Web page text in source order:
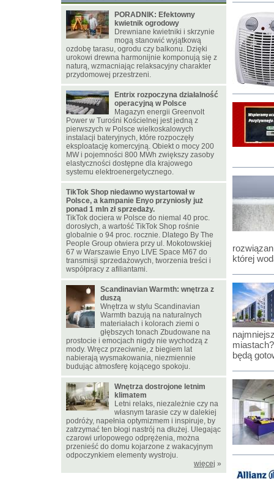
której
będą
PORADNIK: Efektowny
kwietnik ogrodowy
Drewniane kwietniki i skrzynie
mogą stanowić wyjątkową
ozdobę tarasu, ogrodu czy balkonu. Dzięki
urokowi drewna harmonijnie komponują się z
naturą, wzmacniając relaksacyjny charakter
przydomowej przestrzeni.
Entrix rozpoczyna działalność
operacyjną w Polsce
Magazyn energii Greenvolt
Power w Turośni Kościelnej jest jedną z
pierwszych w Polsce wielkoskalowych
instalacji bateryjnych, które rozpoczęły
eksploatację komercyjną. Obiekt o mocy 200
MW i pojemności 800 MWh zwiększy zasoby
elastyczności dostępne dla krajowego
systemu elektroenergetycznego.
TikTok Shop niedawno wystartował w
Polsce, a kampanie Enyo przyniosły już
ponad 1 mln zł sprzedaży.
TikTok dociera w Polsce do niemal 40 proc.
dorosłych, a wartość TikTok Shop rośnie
globalnie o 94 proc. rocznie. Dlatego By The
People Group otwiera przy ul. Mokotowskiej
67 w Warszawie Enyo LIVE Space M67 do
transmisji sprzedażowych, tworzenia treści i
współpracy z afiliantami.
Scandinavian Warmth: wnętrza z
duszą
Wnętrza w stylu Scandinavian
Warmth bazują na naturalnych
materiałach i kolorach ziemi o
głębszych tonach Zbudowane na
prostocie i emocjach nigdy nie wychodzą z
mody. Wręcz przeciwnie, z biegiem lat
nabierają wysmakowania, niezmiennie
budując atmosferę kojącego spokoju.
Wnętrza dostrojone letnim
klimatem
Letni relaks, niezależnie czy na
własnym tarasie czy w dalekiej
podróży, napełnia optymizmem i inspiruje, by
zatrzymać ten błogi nastrój na dłużej. Ulegając
czarowi urlopowego odprężenia, można
przenieść do domu kojarzone z wakacyjnym
odpoczynkiem elementy wystroju.
więcej »